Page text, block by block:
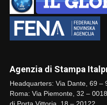
Agenzia di Stampa
Headquarters: Via Dante, 69 –
Roma: Via Piemonte, 32 –